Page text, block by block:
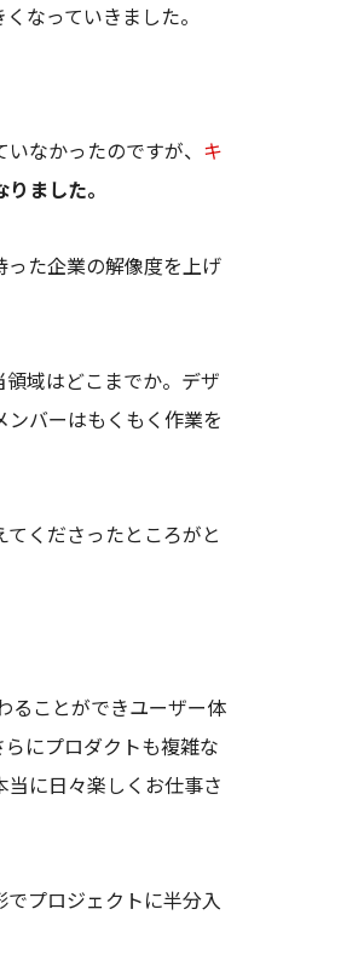
なっていきました。
なかったのですが、 キ
ました。
た企業の解像度を上げ
域はどこまでか。デザ
バーはもくもく作業を
くださったところがと
ることができユーザー体
にプロダクトも複雑な
に日々楽しくお仕事さ
プロジェクトに半分入